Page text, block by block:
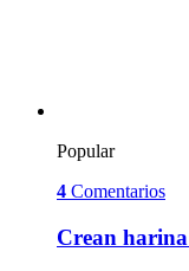
Popular
4 Comentarios
Crean harina